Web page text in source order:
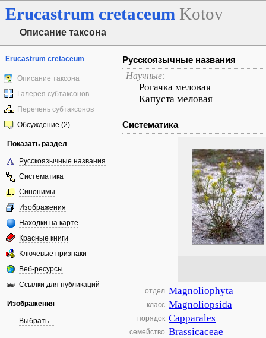
Erucastrum cretaceum Kotov
Описание таксона
Erucastrum cretaceum
Описание таксона
Галерея субтаксонов
Перечень субтаксонов
Обсуждение (2)
Показать раздел
Русскоязычные названия
Систематика
Синонимы
Изображения
Находки на карте
Красные книги
Ключевые признаки
Веб-ресурсы
Ссылки для публикаций
Изображения
Выбрать...
Русскоязычные названия
Научные:
Рогачка меловая
Капуста меловая
Систематика
отдел Magnoliophyta
класс Magnoliopsida
порядок Capparales
семейство Brassicaceae